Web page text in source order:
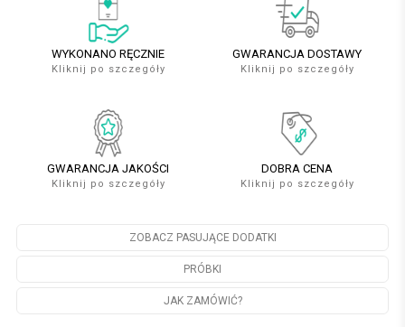
WYKONANO RĘCZNIE
Kliknij po szczegóły
GWARANCJA DOSTAWY
Kliknij po szczegóły
GWARANCJA JAKOŚCI
Kliknij po szczegóły
DOBRA CENA
Kliknij po szczegóły
ZOBACZ PASUJĄCE DODATKI
PRÓBKI
JAK ZAMÓWIĆ?